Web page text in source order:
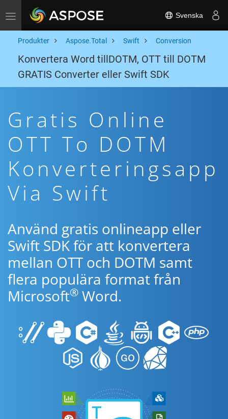
Toggle navigation Svenska
Produkter Aspose.Total Swift Conversion
Konvertera Word tillDOTM, OTT till DOTM
GRATIS Converter eller Swift SDK
Gratis Online
OTT To DOTM
Konverteringsapp
Via Swift
Använd gratis onlineapp eller
Swift SDK för att konvertera
mellan OTT och DOTM samt
flera populära format från
Microsoft® Word.